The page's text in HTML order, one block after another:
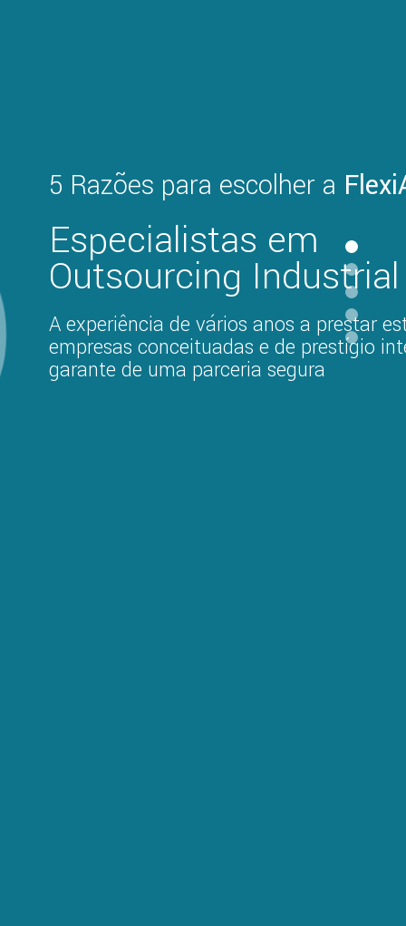
Especialistas em
Outsourcing Industrial
A experiência de vários anos a prestar
empresas conceituadas e de prestígio
garante de uma parceria segura
5 Razões para escolher a